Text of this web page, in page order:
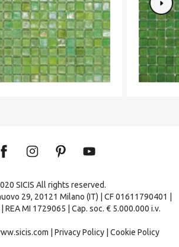
SICIS All rights reserved.
29, 20121 Milano (IT) | CF 01611790401 |
REA MI 1729065 | Cap. soc. € 5.000.000 i.v.
Privacy Policy Cookie Policy